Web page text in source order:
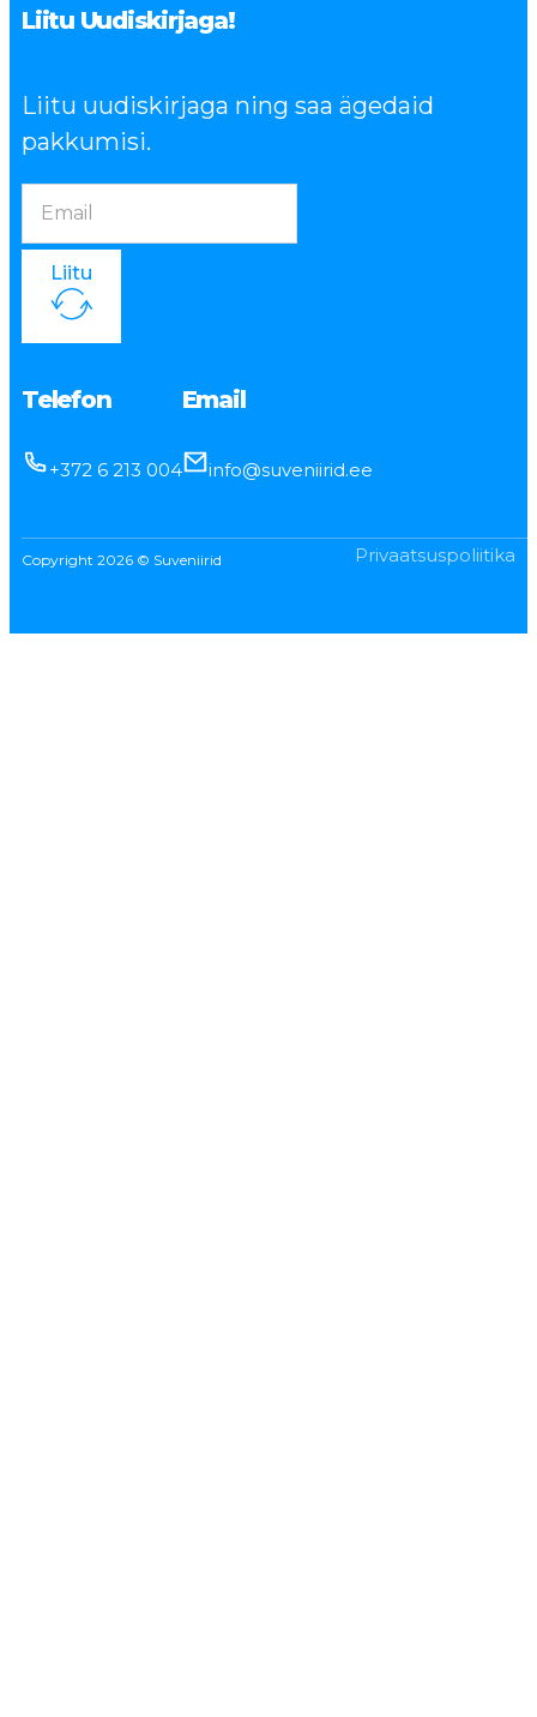
Liitu Uudiskirjaga!
Liitu uudiskirjaga ning saa ägedaid
pakkumisi.
Liitu
Telefon
+372 6 213 004
Email
info@suveniirid.ee
Copyright 2026 © Suveniirid Privaatsuspoliitika